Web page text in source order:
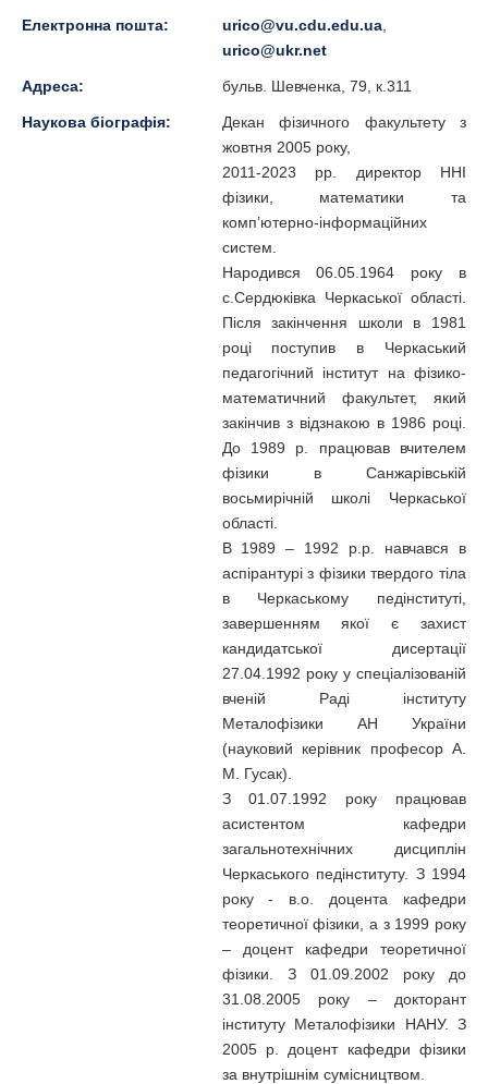
Електронна пошта: urico@vu.cdu.edu.ua,
urico@ukr.net
Адреса: бульв. Шевченка, 79, к.311
Наукова біографія:
Декан фізичного факультету з
жовтня 2005 року,
2011-2023 рр. директор ННІ
фізики, математики та
комп’ютерно-інформаційних
систем.
Народився 06.05.1964 року в
с.Сердюківка Черкаської області.
Після закінчення школи в 1981
році поступив в Черкаський
педагогічний інститут на фізико-
математичний факультет, який
закінчив з відзнакою в 1986 році.
До 1989 р. працював вчителем
фізики в Санжарівській
восьмирічній школі Черкаської
області.
В 1989 – 1992 р.р. навчався в
аспірантурі з фізики твердого тіла
в Черкаському педінституті,
завершенням якої є захист
кандидатської дисертації
27.04.1992 року у спеціалізованій
вченій Раді інституту
Металофізики АН України
(науковий керівник професор А.
М. Гусак).
З 01.07.1992 року працював
асистентом кафедри
загальнотехнічних дисциплін
Черкаського педінституту. З 1994
року - в.о. доцента кафедри
теоретичної фізики, а з 1999 року
– доцент кафедри теоретичної
фізики. З 01.09.2002 року до
31.08.2005 року – докторант
інституту Металофізики НАНУ. З
2005 р. доцент кафедри фізики
за внутрішнім сумісництвом.